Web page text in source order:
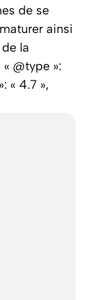
de se
ainsi
la
@type »:
« 4.7 »,